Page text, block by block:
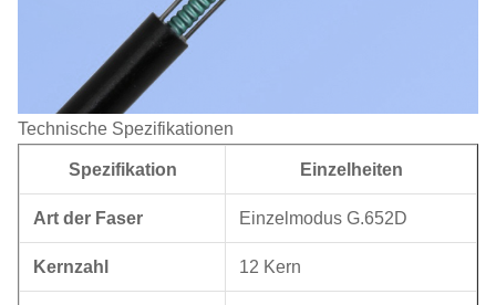
Technische Spezifikationen
Spezifikation Einzelheiten
Art der Faser Einzelmodus G.652D
Kernzahl 12 Kern